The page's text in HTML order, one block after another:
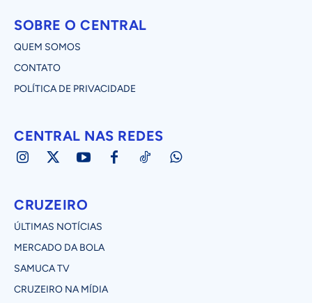
SOBRE O CENTRAL
QUEM SOMOS
CONTATO
POLÍTICA DE PRIVACIDADE
CENTRAL NAS REDES
CRUZEIRO
ÚLTIMAS NOTÍCIAS
MERCADO DA BOLA
SAMUCA TV
CRUZEIRO NA MÍDIA